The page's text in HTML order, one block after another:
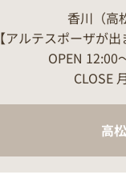
香川（高
【アルテスポーザが
OPEN 12:00
CLOSE
高